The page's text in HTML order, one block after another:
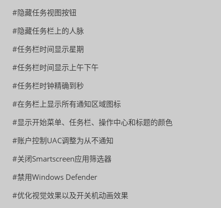
#隐藏任务视图按钮
#隐藏任务栏上的人脉
#任务栏时间显示星期
#任务栏时间显示上午下午
#任务栏时钟精确到秒
#在务栏上显示所有通知区域图标
#显示开始菜单、任务栏、操作中心和标题的颜色
#账户控制UAC调整为从不通知
#关闭Smartscreen应用筛选器
#禁用Windows Defender
#优化视觉效果以及开关机动画效果